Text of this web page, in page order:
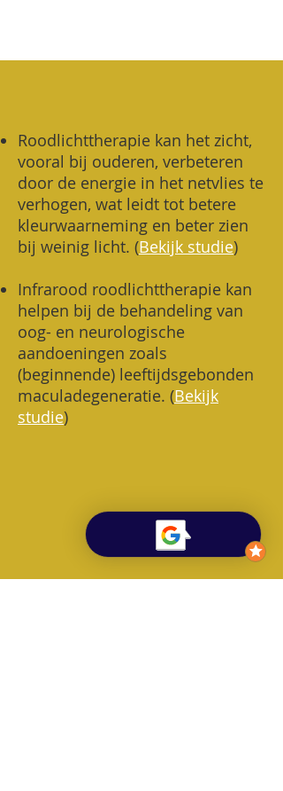
Roodlichttherapie kan het zicht,
vooral bij ouderen, verbeteren
door de energie in het netvlies te
verhogen, wat leidt tot betere
kleurwaarneming en beter zien
bij weinig licht. (Bekijk studie)
Infrarood roodlichttherapie kan
helpen bij de behandeling van
oog- en neurologische
aandoeningen zoals
(beginnende) leeftijdsgebonden
maculadegeneratie. (Bekijk
studie)